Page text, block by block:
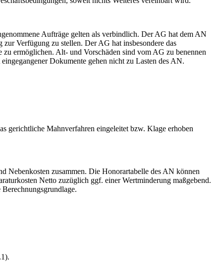
Aufträge gelten als verbindlich. Der AG hat dem AN
Verfügung zu stellen. Der AG hat insbesondere das
zu ermöglichen. Alt- und Vorschäden sind vom AG zu benennen
Dokumente gehen nicht zu Lasten des AN.
gerichtliche Mahnverfahren eingeleitet bzw. Klage erhoben
Nebenkosten zusammen. Die Honorartabelle des AN können
Netto zuzüglich ggf. einer Wertminderung maßgebend.